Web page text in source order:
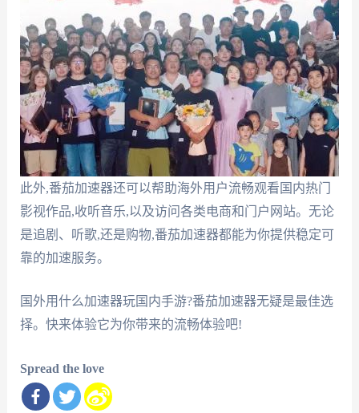
此外,番茄加速器还可以帮助海外用户流畅观看国内热门
影视作品,收听音乐,以及访问各类电商和门户网站。无论
是追剧、听歌,还是购物,番茄加速器都能为你提供稳定可
靠的加速服务。
国外用什么加速器玩国内手游?番茄加速器无疑是最佳选
择。快来体验它为你带来的流畅体验吧!
Spread the love